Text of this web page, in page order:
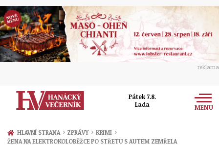
reklama
Pátek 7.8.
Lada
MENU
Zprávy
HLAVNÍ STRANA › ZPRÁVY › KRIMI ›
ŽENA NA ELEKTROKOLOBĚŽCE PO STŘETU S AUTEM ZEMŘELA